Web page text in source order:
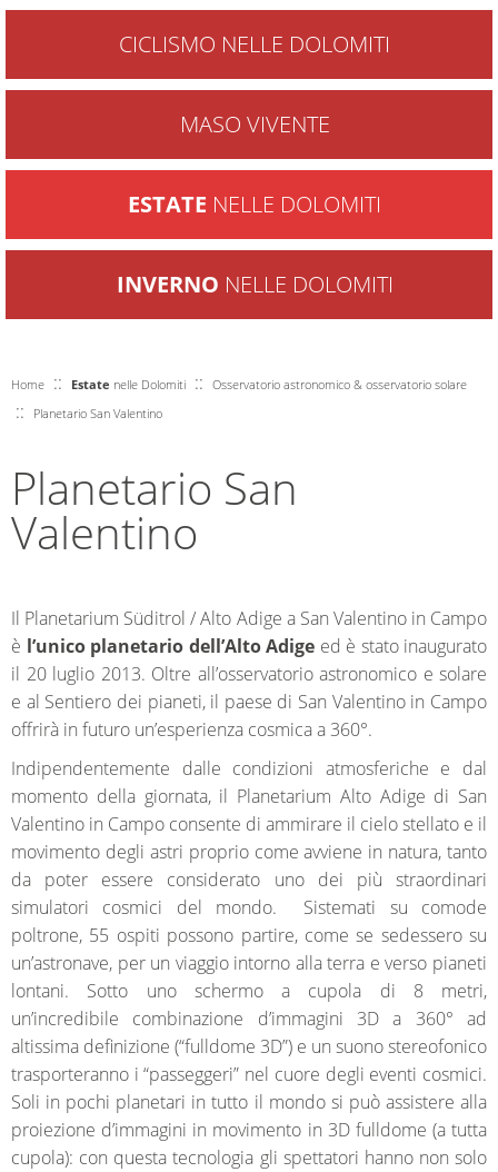
CICLISMO NELLE DOLOMITI
MASO VIVENTE
ESTATE NELLE DOLOMITI
INVERNO NELLE DOLOMITI
Home :: Estate nelle Dolomiti :: Osservatorio astronomico & osservatorio solare
:: Planetario San Valentino
Planetario San
Valentino
Il Planetarium Süditrol / Alto Adige a San Valentino in Campo
è l’unico planetario dell’Alto Adige ed è stato inaugurato
il 20 luglio 2013. Oltre all’osservatorio astronomico e solare
e al Sentiero dei pianeti, il paese di San Valentino in Campo
offrirà in futuro un’esperienza cosmica a 360°.
Indipendentemente dalle condizioni atmosferiche e dal
momento della giornata, il Planetarium Alto Adige di San
Valentino in Campo consente di ammirare il cielo stellato e il
movimento degli astri proprio come avviene in natura, tanto
da poter essere considerato uno dei più straordinari
simulatori cosmici del mondo. Sistemati su comode
poltrone, 55 ospiti possono partire, come se sedessero su
un’astronave, per un viaggio intorno alla terra e verso pianeti
lontani. Sotto uno schermo a cupola di 8 metri,
un’incredibile combinazione d’immagini 3D a 360° ad
altissima definizione (“fulldome 3D”) e un suono stereofonico
trasporteranno i “passeggeri” nel cuore degli eventi cosmici.
Soli in pochi planetari in tutto il mondo si può assistere alla
proiezione d’immagini in movimento in 3D fulldome (a tutta
cupola): con questa tecnologia gli spettatori hanno non solo